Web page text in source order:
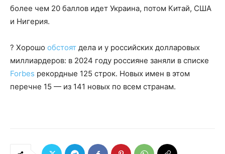
более чем 20 баллов идет Украина, потом Китай, США
и Нигерия.
? Хорошо обстоят дела и у российских долларовых
миллиардеров: в 2024 году россияне заняли в списке
Forbes рекордные 125 строк. Новых имен в этом
перечне 15 — из 141 новых по всем странам.